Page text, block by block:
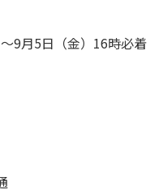
9月5日（金）16時必着